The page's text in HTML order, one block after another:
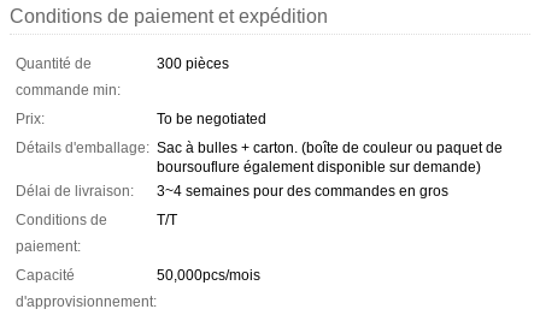
Conditions de paiement et expédition
Quantité de
commande min:
300 pièces
Prix:
To be negotiated
Détails d'emballage: Sac à bulles + carton. (boîte de couleur ou paquet de
boursouflure également disponible sur demande)
Délai de livraison:
3~4 semaines pour des commandes en gros
Conditions de
paiement:
T/T
Capacité
d'approvisionnement:
50,000pcs/mois